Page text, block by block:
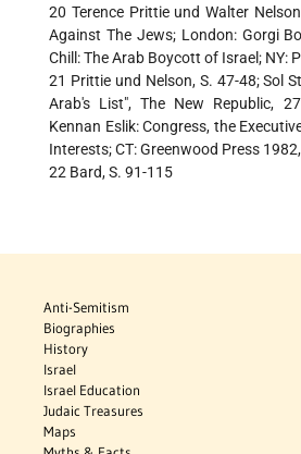
20 Terence Prittie und Walter
Against The Jews; London: Gorgi
Chill: The Arab Boycott of Israel; NY:
21 Prittie und Nelson, S. 47-48; Sol
Arab's List", The New Republic,
Kennan Eslik: Congress, the
Interests; CT: Greenwood Press
22 Bard, S. 91-115
Anti-Semitism
Biographies
History
Israel
Israel Education
Judaic Treasures
Maps